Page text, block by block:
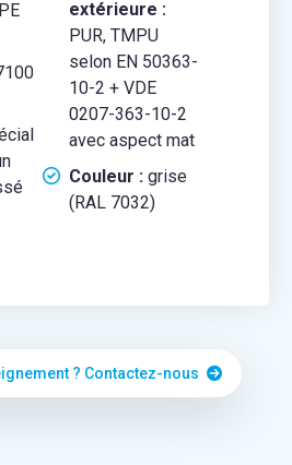
extérieure :
PUR, TMPU
selon EN 50363-
10-2 + VDE
0207-363-10-2
avec aspect mat
Couleur :grise
(RAL 7032)
? Contactez-nous